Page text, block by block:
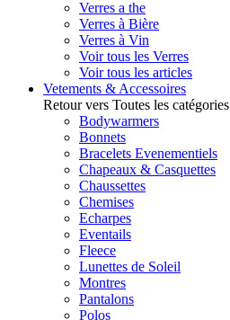
Verres a the
Verres à Bière
Verres à Vin
Voir tous les Verres
Voir tous les articles
Vetements & Accessoires
Retour vers Toutes les catégories
Bodywarmers
Bonnets
Bracelets Evenementiels
Chapeaux & Casquettes
Chaussettes
Chemises
Echarpes
Eventails
Fleece
Lunettes de Soleil
Montres
Pantalons
Polos